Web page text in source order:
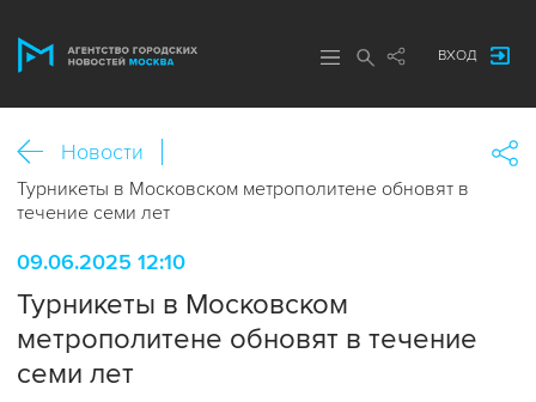
ВХОД
Новости
Турникеты в Московском метрополитене обновят в
течение семи лет
09.06.2025 12:10
Турникеты в Московском
метрополитене обновят в течение
семи лет